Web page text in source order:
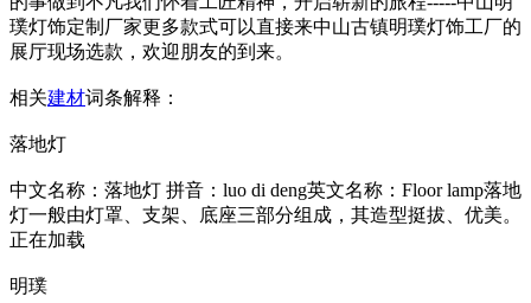
璞灯饰定制厂家更多款式可以直接来中山古镇明璞灯饰工厂的
展厅现场选款，欢迎朋友的到来。
相关建材词条解释：
落地灯
中文名称：落地灯 拼音：luo di deng英文名称：Floor lamp落地
灯一般由灯罩、支架、底座三部分组成，其造型挺拔、优美。
正在加载
明璞